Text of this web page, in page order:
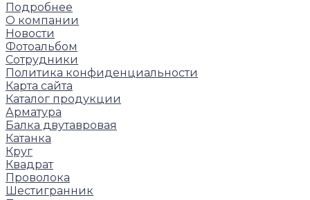
Подробнее
О компании
Новости
Фотоальбом
Сотрудники
Политика конфиденциальности
Карта сайта
Каталог продукции
Арматура
Балка двутавровая
Катанка
Круг
Квадрат
Проволока
Шестигранник